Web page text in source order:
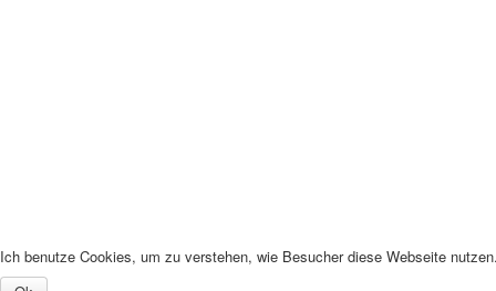
Ich benutze Cookies, um zu verstehen, wie Besucher diese Webseite